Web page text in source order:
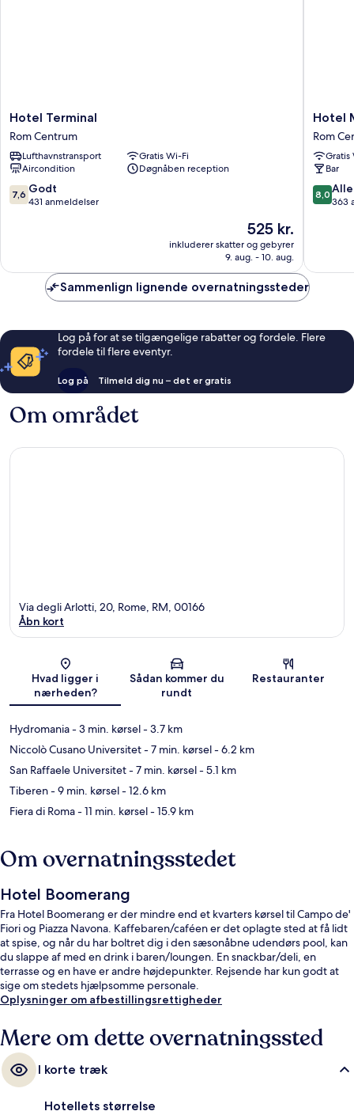
Hotel
Terminal
Rom
Centrum
Hotel Terminal
Rom Centrum
Lufthavnstransport
Gratis Wi-Fi
Aircondition
Døgnåben reception
7.6
ud
anmeldelser
7,6 Godt
431 anmeldelser
Prisen
525 kr.
525 kr.
inkluderer skatter og gebyrer
9. aug. - 10. aug.
Hotel
Rom
Hotel
Rom
Gratis
Bar
8.0
ud
8,0
363
Sammenlign lignende overnatningssteder
Log på for at se tilgængelige rabatter og fordele. Flere
fordele til flere eventyr.
Log på Tilmeld dig nu – det er gratis
Om området
Kort
Via degli Arlotti, 20, Rome, RM, 00166
Åbn kort
Hvad ligger i
nærheden?
Sådan kommer du
rundt
Restauranter
Hydromania- 3 min. kørsel- 3.7 km
Niccolò Cusano Universitet- 7 min. kørsel- 6.2 km
San Raffaele Universitet- 7 min. kørsel- 5.1 km
Tiberen- 9 min. kørsel- 12.6 km
Fiera di Roma- 11 min. kørsel- 15.9 km
Om overnatningsstedet
Hotel Boomerang
Fra Hotel Boomerang er der mindre end et kvarters kørsel til Campo de'
Fiori og Piazza Navona. Kaffebaren/caféen er det oplagte sted at få lidt
at spise, og når du har boltret dig i den sæsonåbne udendørs pool, kan
du slappe af med en drink i baren/loungen. En snackbar/deli, en
terrasse og en have er andre højdepunkter. Rejsende har kun godt at
sige om stedets hjælpsomme personale.
Oplysninger om afbestillingsrettigheder
Mere om dette overnatningssted
I korte træk
Hotellets størrelse